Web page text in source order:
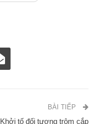
BÀI TIẾP
Khởi tố đối tượng trộm cắp